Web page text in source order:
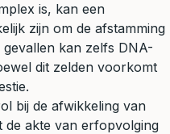
is, kan een
zijn om de afstamming
kan zelfs DNA-
dit zelden voorkomt
bij de afwikkeling van
de akte van erfopvolging